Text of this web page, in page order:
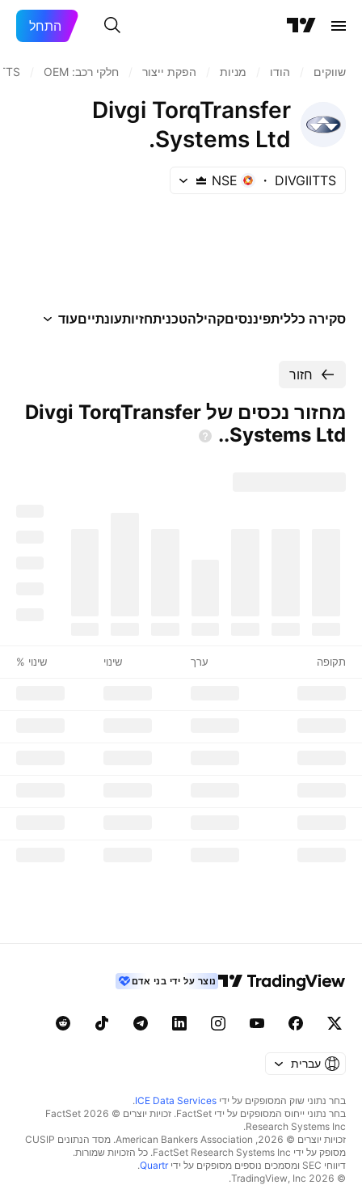
התחל
שווקים הודו‏ מניות‏ הפקת ייצור חלקי רכב: OEM
Divgi TorqTransfer
Systems Ltd.
DIVGIITTS
NSE
סקירה כלליתפיננסיםקהילהטכניתחזיותעונתייםעוד
חזור
מחזור נכסים של Divgi TorqTransfer
Systems Ltd..
תקופה ערך שינוי שינוי %
נוצר על ידי בני אדם
עברית
בחר נתוני שוק המסופקים על ידי ICE Data Services
.
בחר נתוני ייחוס המסופקים על ידי FactSet. זכויות יוצרים © 2026 ‏FactSet
Research Systems Inc.‏
זכויות יוצרים © 2026, ‏American Bankers Association. מסד הנתונים CUSIP
מסופק על ידי FactSet Research Systems Inc. כל הזכויות שמורות.
דיווחי SEC ומסמכים נוספים מסופקים על ידי
Quartr
.
© 2026 ‏TradingView, Inc.‏